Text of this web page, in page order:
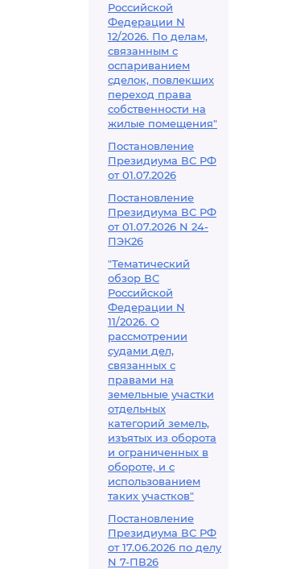
Российской
Федерации N
12/2026. По делам,
связанным с
оспариванием
сделок, повлекших
переход права
собственности на
жилые помещения"
Постановление
Президиума ВС РФ
от 01.07.2026
Постановление
Президиума ВС РФ
от 01.07.2026 N 24-
ПЭК26
"Тематический
обзор ВС
Российской
Федерации N
11/2026. О
рассмотрении
судами дел,
связанных с
правами на
земельные участки
отдельных
категорий земель,
изъятых из оборота
и ограниченных в
обороте, и с
использованием
таких участков"
Постановление
Президиума ВС РФ
от 17.06.2026 по делу
N 7-ПВ26